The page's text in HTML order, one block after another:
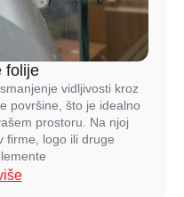
folije
vidljivosti kroz
površine, što je idealno
prostoru. Na njoj
firme, logo ili druge